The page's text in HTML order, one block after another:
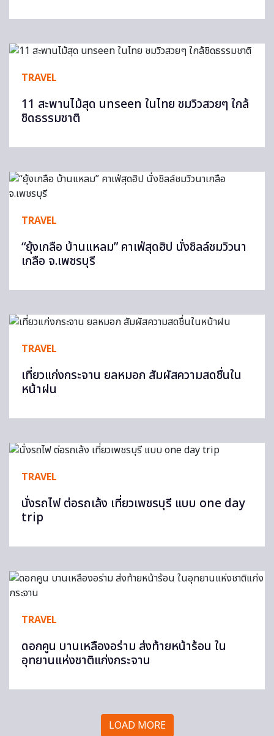
TRAVEL
11 สะพานไม้สุด unseen ในไทย ชมวิวสวยๆ ใกล้
ชิดธรรมชาติ
TRAVEL
“ยุ้งเกลือ บ้านแหลม” คาเฟ่สุดฮิป นั่งชิลล์ชมวิวนา
เกลือ จ.เพชรบุรี
TRAVEL
เที่ยวแก่งกระจาน ยลหมอก สัมผัสความสดชื่นใน
หน้าฝน
TRAVEL
นั่งรถไฟ ต่อรถเล้ง เที่ยวเพชรบุรี แบบ one day
trip
TRAVEL
ดอกคูน บานเหลืองอร่าม ส่งท้ายหน้าร้อน ใน
อุทยานแห่งชาติแก่งกระจาน
LOAD MORE